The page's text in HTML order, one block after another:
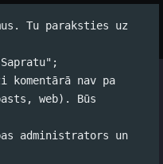
Tu paraksties uz
nav pa
web). Būs
administrators un
08:23 /#Dzīve/